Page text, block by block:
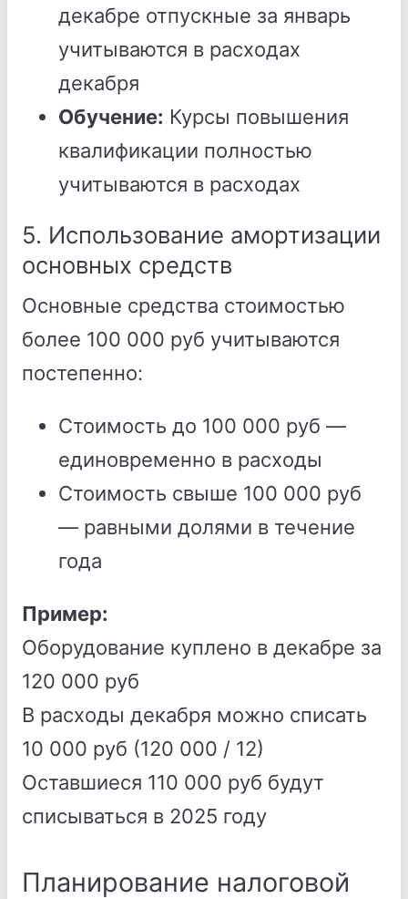
декабре отпускные за январь
учитываются в расходах
декабря
Обучение: Курсы повышения
квалификации полностью
учитываются в расходах
5. Использование амортизации
основных средств
Основные средства стоимостью
более 100 000 руб учитываются
постепенно:
Стоимость до 100 000 руб —
единовременно в расходы
Стоимость свыше 100 000 руб
— равными долями в течение
года
Пример:
Оборудование куплено в декабре за
120 000 руб
В расходы декабря можно списать
10 000 руб (120 000 / 12)
Оставшиеся 110 000 руб будут
списываться в 2025 году
Планирование налоговой